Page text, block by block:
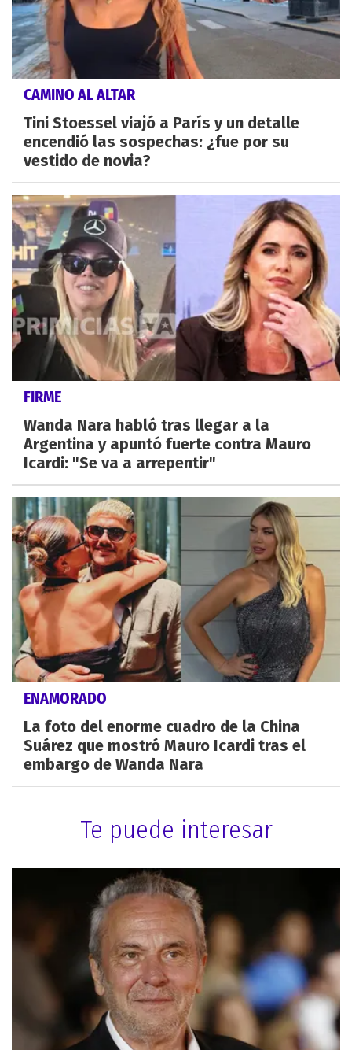
CAMINO AL ALTAR
Tini Stoessel viajó a París y un detalle
encendió las sospechas: ¿fue por su
vestido de novia?
FIRME
Wanda Nara habló tras llegar a la
Argentina y apuntó fuerte contra Mauro
Icardi: "Se va a arrepentir"
ENAMORADO
La foto del enorme cuadro de la China
Suárez que mostró Mauro Icardi tras el
embargo de Wanda Nara
Te puede interesar